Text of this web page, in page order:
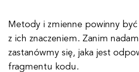
Metody i zmienne powinny być
z ich znaczeniem. Zanim
zastanówmy się, jaka jest
fragmentu kodu.